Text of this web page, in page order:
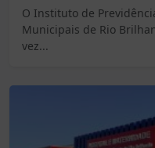
O Instituto de
Municipais de Rio
vez...